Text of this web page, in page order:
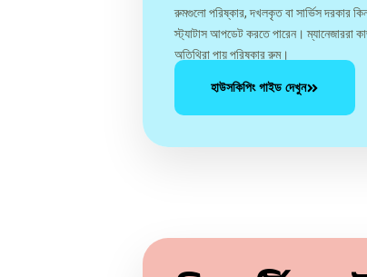
রুমগুলো পরিষ্কার, দখলকৃত বা সার্ভিস দরকার
স্ট্যাটাস আপডেট করতে পারেন। ম্যানেজাররা
অতিথিরা পায় পরিষ্কার রুম।
হাউসকিপিং গাইড দেখুন